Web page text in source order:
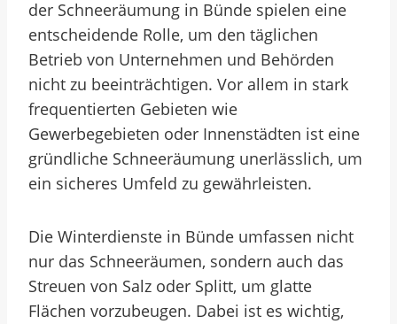
der Schneeräumung in Bünde spielen eine
entscheidende Rolle, um den täglichen
Betrieb von Unternehmen und Behörden
nicht zu beeinträchtigen. Vor allem in stark
frequentierten Gebieten wie
Gewerbegebieten oder Innenstädten ist eine
gründliche Schneeräumung unerlässlich, um
ein sicheres Umfeld zu gewährleisten.
Die Winterdienste in Bünde umfassen nicht
nur das Schneeräumen, sondern auch das
Streuen von Salz oder Splitt, um glatte
Flächen vorzubeugen. Dabei ist es wichtig,